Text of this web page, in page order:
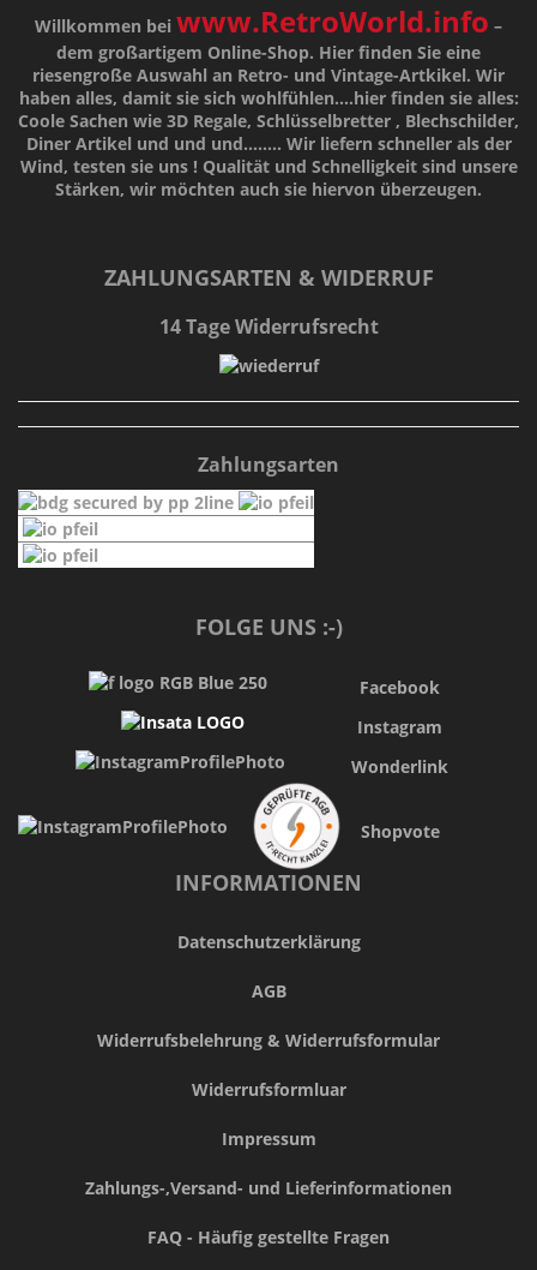
Willkommen bei www.RetroWorld.info –
dem großartigem Online-Shop. Hier finden Sie eine
riesengroße Auswahl an Retro- und Vintage-Artkikel. Wir
haben alles, damit sie sich wohlfühlen....hier finden sie alles:
Coole Sachen wie 3D Regale, Schlüsselbretter , Blechschilder,
Diner Artikel und und und........ Wir liefern schneller als der
Wind, testen sie uns ! Qualitätund Schnelligkeitsind unsere
Stärken, wir möchten auch sie hiervon überzeugen.
ZAHLUNGSARTEN & WIDERRUF
14 Tage Widerrufsrecht
Zahlungsarten
FOLGE UNS :-)
Facebook
Instagram
Wonderlink
Shopvote
INFORMATIONEN
Datenschutzerklärung
AGB
Widerrufsbelehrung & Widerrufsformular
Widerrufsformluar
Impressum
Zahlungs-,Versand- und Lieferinformationen
FAQ - Häufig gestellte Fragen